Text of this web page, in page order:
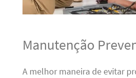
Manutenção
A melhor maneira de evitar